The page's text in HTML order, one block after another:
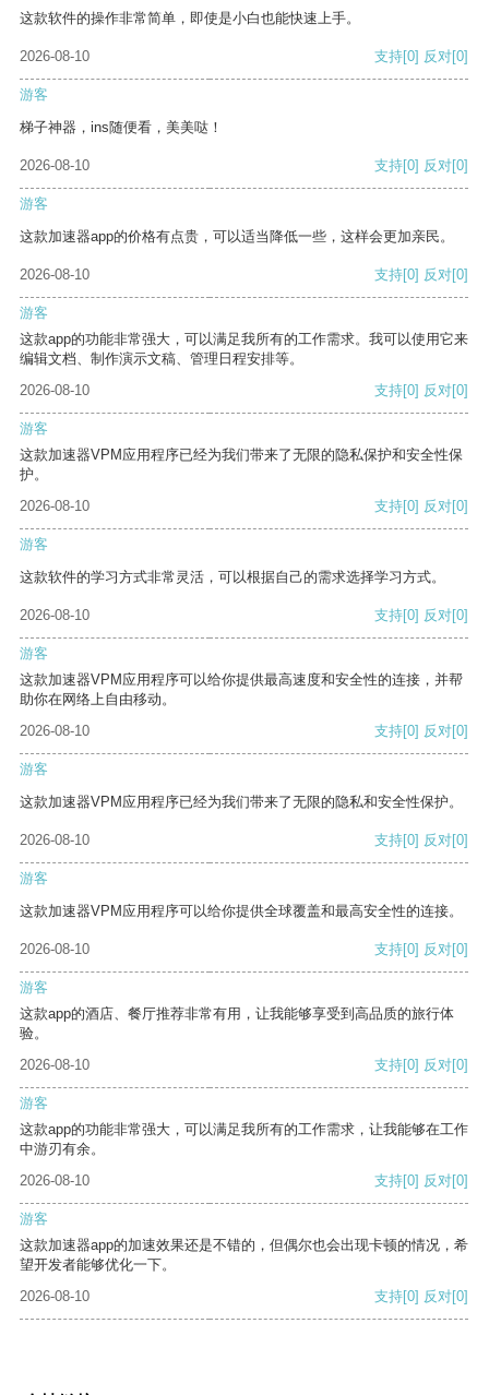
这款软件的操作非常简单，即使是小白也能快速上手。
2026-08-10 支持[0] 反对[0]
游客
梯子神器，ins随便看，美美哒！
2026-08-10 支持[0] 反对[0]
游客
这款加速器app的价格有点贵，可以适当降低一些，这样会更加亲民。
2026-08-10 支持[0] 反对[0]
游客
这款app的功能非常强大，可以满足我所有的工作需求。我可以使用它来
编辑文档、制作演示文稿、管理日程安排等。
2026-08-10
支持[0] 反对[0]
游客
这款加速器VPM应用程序已经为我们带来了无限的隐私保护和安全性保
护。
2026-08-10
支持[0] 反对[0]
游客
这款软件的学习方式非常灵活，可以根据自己的需求选择学习方式。
2026-08-10 支持[0] 反对[0]
游客
这款加速器VPM应用程序可以给你提供最高速度和安全性的连接，并帮
助你在网络上自由移动。
2026-08-10
支持[0] 反对[0]
游客
这款加速器VPM应用程序已经为我们带来了无限的隐私和安全性保护。
2026-08-10 支持[0] 反对[0]
游客
这款加速器VPM应用程序可以给你提供全球覆盖和最高安全性的连接。
2026-08-10 支持[0] 反对[0]
游客
这款app的酒店、餐厅推荐非常有用，让我能够享受到高品质的旅行体
验。
2026-08-10
支持[0] 反对[0]
游客
这款app的功能非常强大，可以满足我所有的工作需求，让我能够在工作
中游刃有余。
2026-08-10
支持[0] 反对[0]
游客
这款加速器app的加速效果还是不错的，但偶尔也会出现卡顿的情况，希
望开发者能够优化一下。
2026-08-10
支持[0] 反对[0]